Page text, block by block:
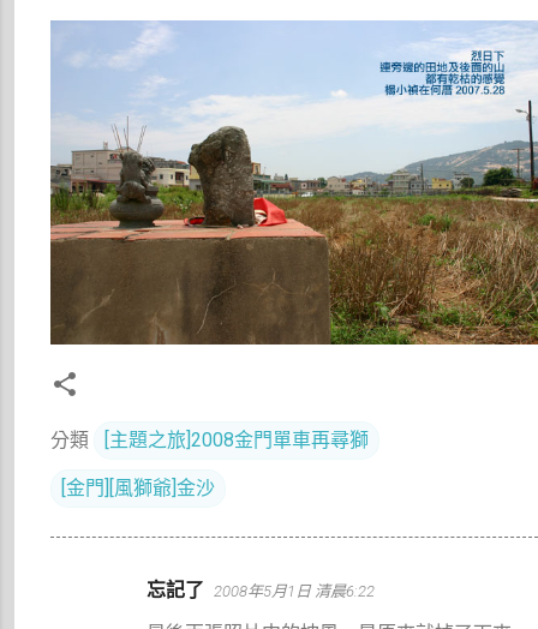
分類 [主題之旅]2008金門單車再尋獅
[金門][風獅爺]金沙
忘記了 2008年5月1日 清晨6:22